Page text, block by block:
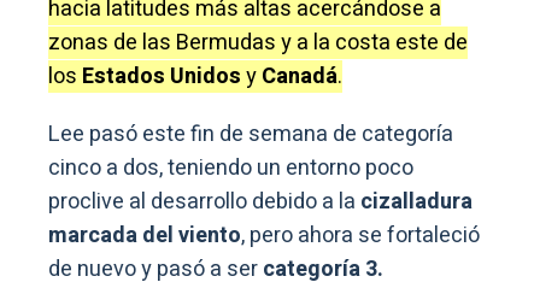
hacia latitudes más altas acercándose a
zonas de las Bermudas y a la costa este de
los Estados UnidosyCanadá.
Lee pasó este fin de semana de categoría
cinco a dos, teniendo un entorno poco
proclive al desarrollo debido a la cizalladura
marcada del viento, pero ahora se fortaleció
de nuevo y pasó a sercategoría 3.